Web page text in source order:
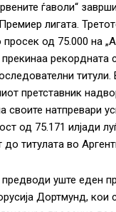
ѓаволи“
лигата.
од 75.000 на
рекордната
претставник
своите натпревари
од 75.171 илјади
до титулата во
уште еден
Дортмунд, кои